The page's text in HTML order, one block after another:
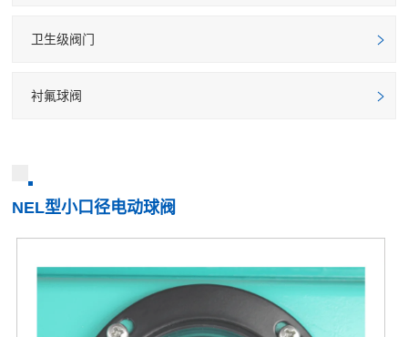
卫生级阀门
衬氟球阀
NEL型小口径电动球阀